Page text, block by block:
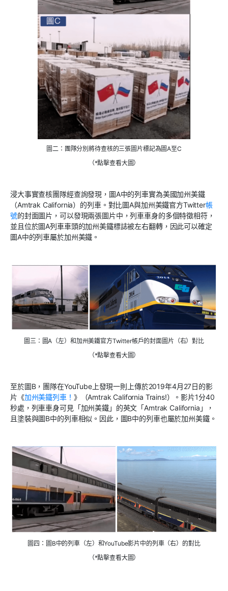
圖二：團隊分別將待查核的三張圖片標記為圖A至C
（*點擊查看大圖）
浸大事實查核團隊經查詢發現，圖A中的列車實為美國加州美鐵
（Amtrak California）的列車。對比圖A與加州美鐵官方Twitter帳
號的封面圖片，可以發現兩張圖片中，列車車身的多個特徵相符，
並且位於圖A列車車頭的加州美鐵標誌被左右翻轉，因此可以確定
圖A中的列車屬於加州美鐵。
圖三：圖A（左）和加州美鐵官方Twitter帳戶的封面圖片（右）對比
（*點擊查看大圖）
至於圖B，團隊在YouTube上發現一則上傳於2019年4月27日的影
片《加州美鐵列車！ 》（Amtrak California Trains!）。影片1分40
秒處，列車車身可見「加州美鐵」的英文「Amtrak California」，
且塗裝與圖B中的列車相似。因此，圖B中的列車也屬於加州美鐵。
圖四：圖B中的列車（左）和YouTube影片中的列車（右）的對比
（*點擊查看大圖）